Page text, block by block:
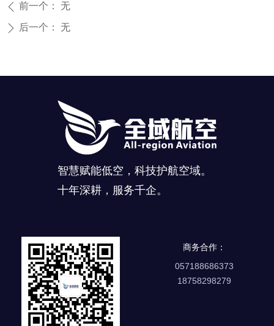
ꄴ 前一个： 无
ꄲ 后一个： 无
智慧赋能低空，科技护航空域。
十年深耕，服务千企。
商务合作：
057188686373
18758298279